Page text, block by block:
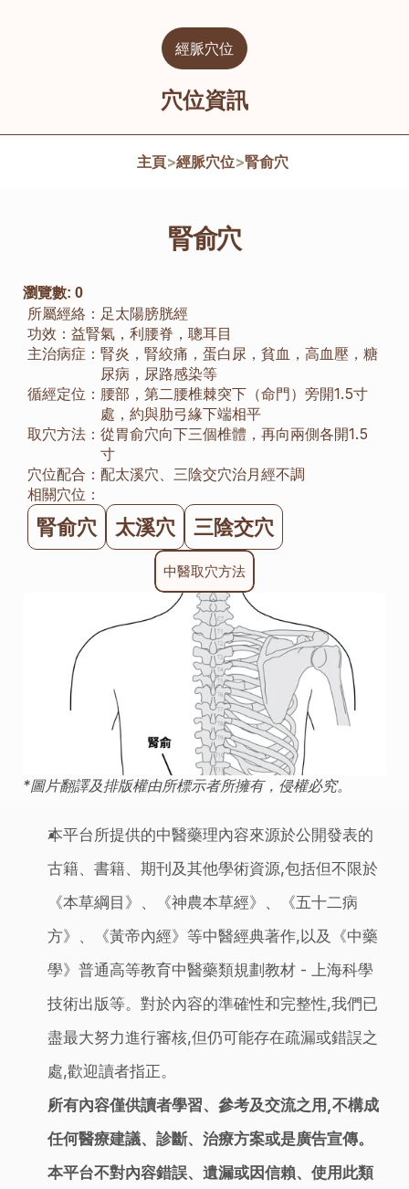
經脈穴位
穴位資訊
主頁>經脈穴位>腎俞穴
腎俞穴
瀏覽數: 0
所屬經絡： 足太陽膀胱經
功效： 益腎氣，利腰脊，聰耳目
主治病症： 腎炎，腎絞痛，蛋白尿，貧血，高血壓，糖
尿病，尿路感染等
循經定位： 腰部，第二腰椎棘突下（命門）旁開1.5寸
處，約與肋弓緣下端相平
取穴方法： 從胃俞穴向下三個椎體，再向兩側各開1.5
寸
穴位配合： 配太溪穴、三陰交穴治月經不調
相關穴位：
腎俞穴 太溪穴 三陰交穴
中醫取穴方法
*圖片翻譯及排版權由所標示者所擁有，侵權必究。
本平台所提供的中醫藥理內容來源於公開發表的
古籍、書籍、期刊及其他學術資源,包括但不限於
《本草綱目》、《神農本草經》、《五十二病
方》、《黃帝內經》等中醫經典著作,以及《中藥
學》普通高等教育中醫藥類規劃教材 - 上海科學
技術出版等。對於內容的準確性和完整性,我們已
盡最大努力進行審核,但仍可能存在疏漏或錯誤之
處,歡迎讀者指正。
所有內容僅供讀者學習、參考及交流之用,不構成
任何醫療建議、診斷、治療方案或是廣告宣傳。
本平台不對內容錯誤、遺漏或因信賴、使用此類